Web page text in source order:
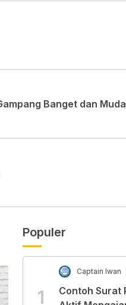
Banget dan
Populer
1
Captain Iwan
Contoh Surat